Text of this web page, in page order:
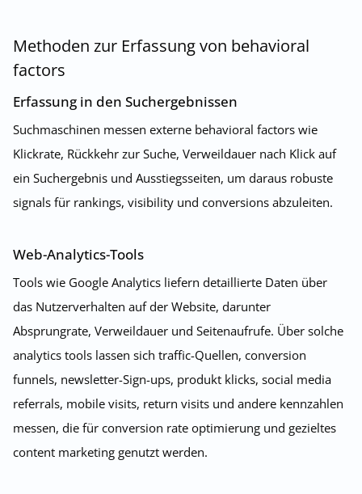
Methoden zur Erfassung von behavioral
factors
Erfassung in den Suchergebnissen
Suchmaschinen messen externe behavioral factors wie
Klickrate, Rückkehr zur Suche, Verweildauer nach Klick auf
ein Suchergebnis und Ausstiegsseiten, um daraus robuste
signals für rankings, visibility und conversions abzuleiten.
Web-Analytics-Tools
Tools wie Google Analytics liefern detaillierte Daten über
das Nutzerverhalten auf der Website, darunter
Absprungrate, Verweildauer und Seitenaufrufe. Über solche
analytics tools lassen sich traffic-Quellen, conversion
funnels, newsletter-Sign-ups, produkt klicks, social media
referrals, mobile visits, return visits und andere kennzahlen
messen, die für conversion rate optimierung und gezieltes
content marketing genutzt werden.